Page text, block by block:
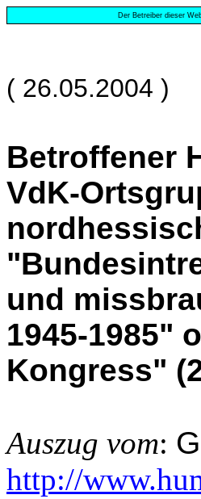
Der Betreiber dieser
( 26.05.2004 )
Betroffener
VdK-
und
1945-1985"
Kongress"
Auszug vom:
http://